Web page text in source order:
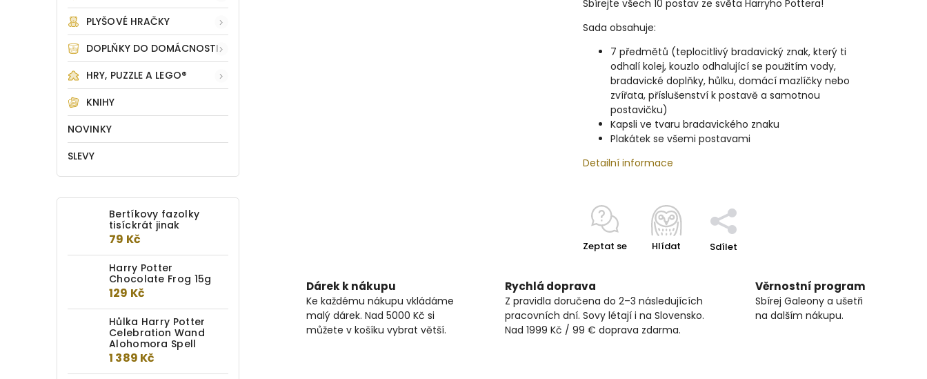
PLYŠOVÉ HRAČKY
DOPLŇKY DO DOMÁCNOSTI
HRY, PUZZLE A LEGO®
KNIHY
NOVINKY
SLEVY
Bertíkovy fazolky
tisíckrát jinak
79 Kč
Harry Potter
Chocolate Frog 15g
129 Kč
Hůlka Harry Potter
Celebration Wand
Alohomora Spell
1 389 Kč
Sbírejte všech 10 postav ze světa Harryho Pottera!
Sada obsahuje:
7 předmětů (teplocitlivý bradavický znak, který ti
odhalí kolej, kouzlo odhalující se použitím vody,
bradavické doplňky, hůlku, domácí mazlíčky nebo
zvířata, příslušenství k postavě a samotnou
postavičku)
Kapsli ve tvaru bradavického znaku
Plakátek se všemi postavami
Detailní informace
Zeptat se Hlídat Sdílet
Dárek k nákupu
Ke každému nákupu vkládáme
malý dárek. Nad 5000 Kč si
můžete v košíku vybrat větší.
Rychlá doprava
Z pravidla doručena do 2–3 následujících
pracovních dní. Sovy létají i na Slovensko.
Nad 1999 Kč / 99 € doprava zdarma.
Věrnostní program
Sbírej Galeony a ušetři
na dalším nákupu.